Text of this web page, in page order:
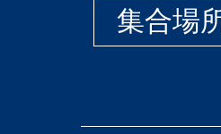
集合場